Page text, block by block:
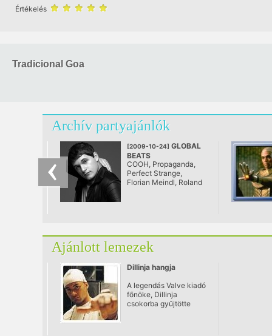
Értékelés
Tradicional Goa
Archív partyajánlók
[2009-10-24] GLOBAL
BEATS
@ Stúdio 4 műtermek
COOH, Propaganda,
Perfect Strange,
Florian Meindl, Roland
Ajánlott lemezek
Dillinja hangja
A legendás Valve kiadó
főnöke, Dillinja
csokorba gyűjtötte